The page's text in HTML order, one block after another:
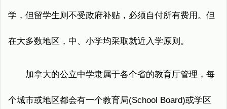
学，但留学生则不受政府补贴，必须自付所有费用。但
在大多数地区，中、小学均采取就近入学原则。
加拿大的公立中学隶属于各个省的教育厅管理，每
个城市或地区都会有一个教育局(School Board)或学区